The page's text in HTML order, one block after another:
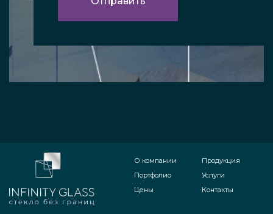
О компании
Портфолио
Цены
Продукция
Услуги
Контакты